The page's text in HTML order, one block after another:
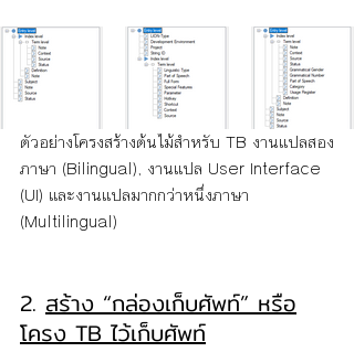
ตัวอย่างโครงสร้างต้นไม้สำหรับ TB งานแปลสอง
ภาษา (Bilingual), งานแปล User Interface
(UI) และงานแปลมากกว่าหนึ่งภาษา
(Multilingual)
2. สร้าง “กล่องเก็บศัพท์” หรือ
โครง TB ไว้เก็บศัพท์